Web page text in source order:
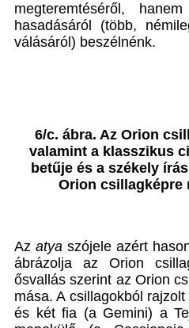
megteremtéséről,
hasadásáról (több,
válásáról) beszélnénk.
6/c. ábra. Az Orion
valamint a klasszikus
betűje és a székely
Orion csillagképre
Az atyaszójele azért
ábrázolja az Orion
ősvallás szerint az Orion
mása. A csillagokból
és két fia (a Gemini) a